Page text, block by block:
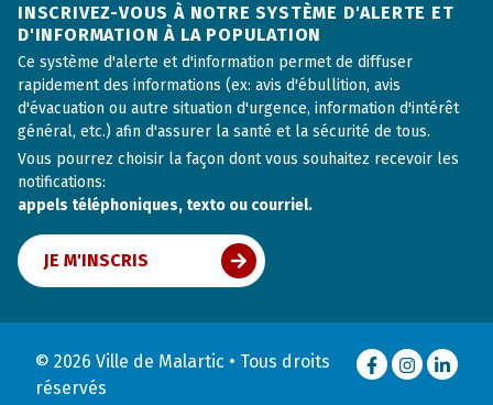
INSCRIVEZ-VOUS À NOTRE SYSTÈME D'ALERTE ET
D'INFORMATION À LA POPULATION
Ce système d'alerte et d'information permet de diffuser
rapidement des informations (ex: avis d'ébullition, avis
d'évacuation ou autre situation d'urgence, information d'intérêt
général, etc.) afin d'assurer la santé et la sécurité de tous.
Vous pourrez choisir la façon dont vous souhaitez recevoir les
notifications:
appels téléphoniques, texto ou courriel.
JE M'INSCRIS
© 2026 Ville de Malartic • Tous droits
réservés
Facebook
Instagram